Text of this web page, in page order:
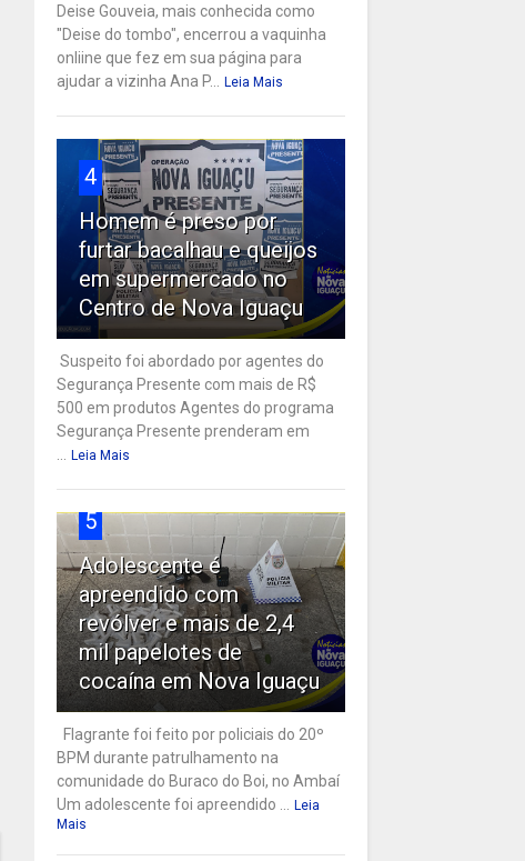
Deise Gouveia, mais conhecida como
"Deise do tombo", encerrou a vaquinha
onliine que fez em sua página para
ajudar a vizinha Ana P...
Leia Mais
4
Homem é preso por
furtar bacalhau e queijos
em supermercado no
Centro de Nova Iguaçu
Suspeito foi abordado por agentes do
Segurança Presente com mais de R$
500 em produtos Agentes do programa
Segurança Presente prenderam em
Leia Mais
5
Adolescente é
apreendido com
revólver e mais de 2,4
mil papelotes de
cocaína em Nova Iguaçu
Flagrante foi feito por policiais do 20º
BPM durante patrulhamento na
comunidade do Buraco do Boi, no Ambaí
Um adolescente foi apreendido ...
Leia
Mais